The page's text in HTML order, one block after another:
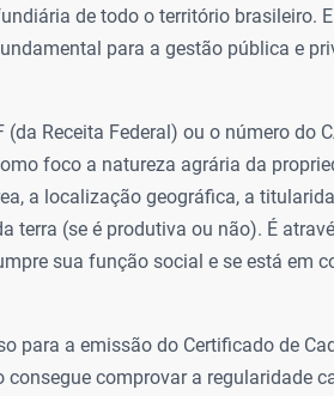
de todo o território brasileiro.
para a gestão pública e
Receita Federal) ou o número do
foco a natureza agrária da
a localização geográfica, a
terra (se é produtiva ou não). É
sua função social e se está em
para a emissão do Certificado de
consegue comprovar a regularidade